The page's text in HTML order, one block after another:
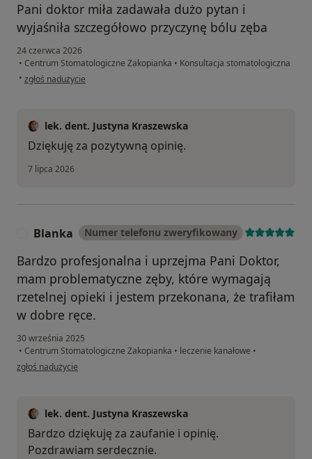
Pani doktor miła zadawała dużo pytan i
wyjaśniła szczegółowo przyczynę bólu zęba
24 czerwca 2026
• Centrum Stomatologiczne Zakopianka • Konsultacja stomatologiczna
• w opinii użytkownika Izabella
zgłoś nadużycie
lek. dent. Justyna Kraszewska
Dziękuję za pozytywną opinię.
7 lipca 2026
Blanka Numer telefonu zweryfikowany
Bardzo profesjonalna i uprzejma Pani Doktor,
mam problematyczne zęby, które wymagają
rzetelnej opieki i jestem przekonana, że trafiłam
w dobre ręce.
30 września 2025
• Centrum Stomatologiczne Zakopianka • leczenie kanałowe •
w opinii użytkownika Blanka
zgłoś nadużycie
lek. dent. Justyna Kraszewska
Bardzo dziękuję za zaufanie i opinię.
Pozdrawiam serdecznie.